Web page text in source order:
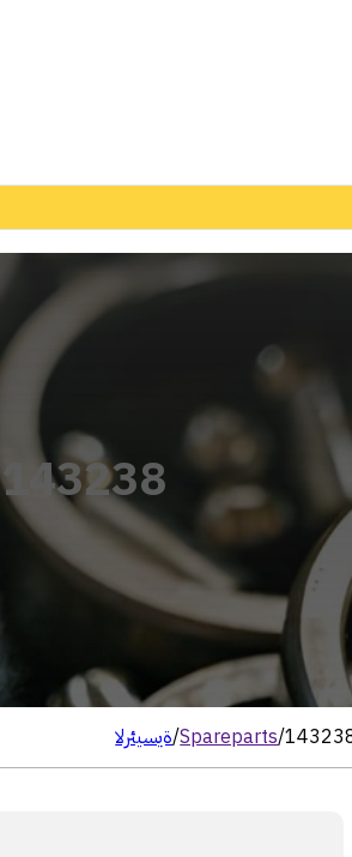
143238
الرئيسية/Spareparts/